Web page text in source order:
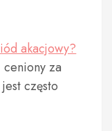
akacjowy?
za
często